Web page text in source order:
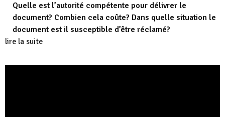
Quelle est l’autorité compétente pour délivrer le
document? Combien cela coûte? Dans quelle situation le
document est il susceptible d’être réclamé?
lire la suite